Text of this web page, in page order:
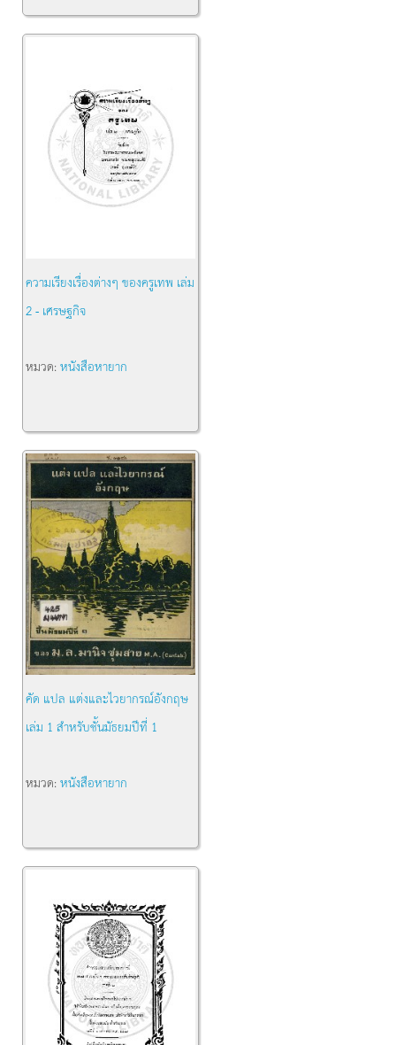
ความเรียงเรื่องต่างๆ ของครูเทพ เล่ม
2 - เศรษฐกิจ
หมวด:หนังสือหายาก
คัด แปล แต่งและไวยากรณ์อังกฤษ
เล่ม 1 สำหรับชั้นมัธยมปีที่ 1
หมวด:หนังสือหายาก